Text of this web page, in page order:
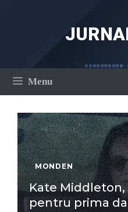
Menu
MONDEN
Kate
pentru prima